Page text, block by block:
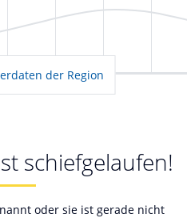
der Region
schiefgelaufen!
oder sie ist gerade nicht